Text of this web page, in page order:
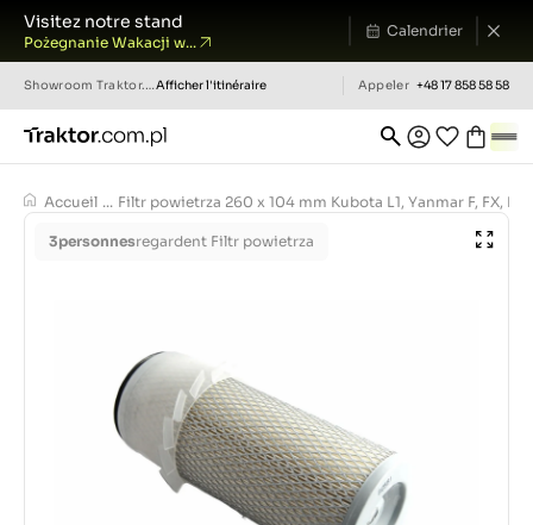
Visitez notre stand
Pożegnanie Wakacji w...
Calendrier
Showroom Traktor.com.pl Afficher l'itinéraire Appeler +48 17 858 58 58
Accueil ... Filtr powietrza 260 x 104 mm Kubota L1, Yanmar F, FX,
3personnesregardent Filtr powietrza